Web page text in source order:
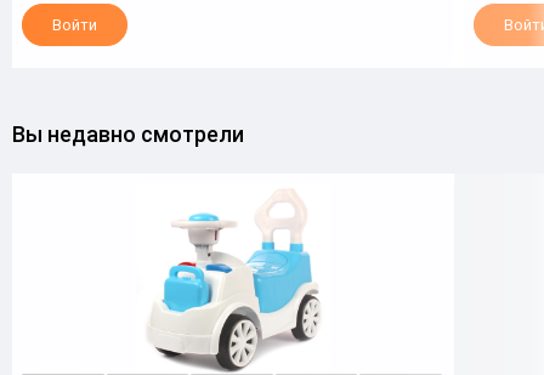
Войти
Вы недавно смотрели